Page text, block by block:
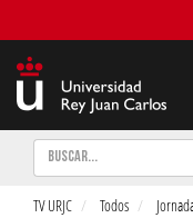
Buscar
TV URJC Todos